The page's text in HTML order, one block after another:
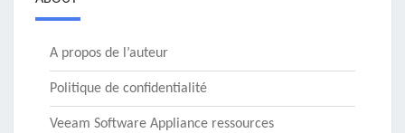
A propos de l’auteur
Politique de confidentialité
Veeam Software Appliance ressources